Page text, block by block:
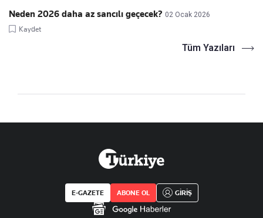
Neden 2026 daha az sancılı geçecek? 02 Ocak 2026
Kaydet
Tüm Yazıları
E-GAZETE ABONE OL GİRİŞ